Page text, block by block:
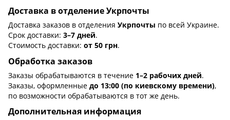
Доставка в отделение Укрпочты
Доставка заказов в отделения Укрпочты по всей Украине.
Срок доставки: 3–7 дней.
Стоимость доставки: от 50 грн.
Обработка заказов
Заказы обрабатываются в течение 1–2 рабочих дней.
Заказы, оформленные до 13:00 (по киевскому времени),
по возможности обрабатываются в тот же день.
Дополнительная информация